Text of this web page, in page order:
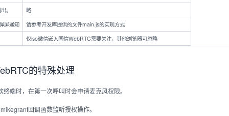
。
略
屏通知
请参考开发库提供的文件main.js的实现方式
仅iso微信嵌入国信WebRTC需要关注，其他浏览器可忽略
的特殊处理
端时，在第一次呼叫时会申请麦克风权限。
回调函数监听授权操作。